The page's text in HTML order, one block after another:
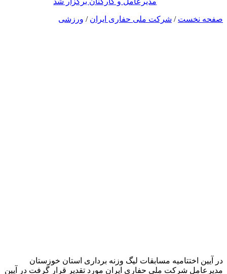
صفحه نخست / شرکت ملی حفاری ایران / ورزشی
در آیین اختتامیه مسابقات لیگ وزنه برداری استان خوزستان
مدیرعامل شرکت ملی حفاری ایران مورد تقدیر قرار گرفت در آیین